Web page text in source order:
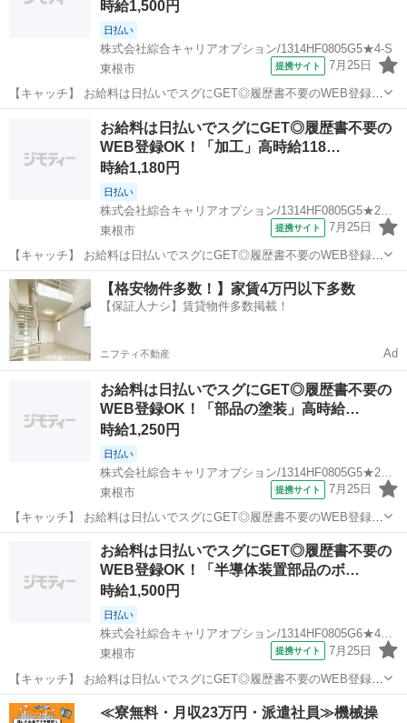
時給1,500円
日払い
株式会社綜合キャリアオプション/1314HF0805G5★4-S
東根市
提携サイト 7月25日
【キャッチ】 お給料は日払いでスグにGET◎履歴書不要のWEB登録
OK！「製造機械のボタン押し」高時給1500円！さくらんぼ東根周辺！
20代～40代のスタッフが多数活躍中★ 【コメント】 ＼大手人材派遣
会社で働きませんか♪...
工場
お給料は日払いでスグにGET◎履歴書不要の
WEB登録OK！「加工」高時給118…
時給1,180円
日払い
株式会社綜合キャリアオプション/1314HF0805G5★22-N
東根市
提携サイト 7月25日
【キャッチ】 お給料は日払いでスグにGET◎履歴書不要のWEB登録
OK！「加工」高時給1180円！さくらんぼ東根周辺！20代～40代のス
タッフが多数活躍中★ 【コメント】 製造のお仕事をお探しにおススメ
♪ 「未経験でも出...
山形 東根市 工場
【格安物件多数！】家賃4万円以下多数
【保証人ナシ】賃貸物件多数掲載！
ニフティ不動産 Ad
お給料は日払いでスグにGET◎履歴書不要の
WEB登録OK！「部品の塗装」高時給…
時給1,250円
日払い
株式会社綜合キャリアオプション/1314HF0805G5★29-N
東根市
提携サイト 7月25日
【キャッチ】 お給料は日払いでスグにGET◎履歴書不要のWEB登録
OK！「部品の塗装」高時給1250円！さくらんぼ東根周辺！20代～40
代のスタッフが多数活躍中★ 【コメント】 製造のお仕事が豊富★未経
験で働いてみたい方も...
工場
お給料は日払いでスグにGET◎履歴書不要の
WEB登録OK！「半導体装置部品のボ…
時給1,500円
日払い
株式会社綜合キャリアオプション/1314HF0805G6★46-S
東根市
提携サイト 7月25日
【キャッチ】 お給料は日払いでスグにGET◎履歴書不要のWEB登録
OK！「半導体装置部品のボタン操作」高時給1500円！さくらんぼ東根
周辺！20代～40代のスタッフが多数活躍中★ 【コメント】 製造のお
山形 東根市 工場
≪寮無料・月収23万円・派遣社員≫機械操